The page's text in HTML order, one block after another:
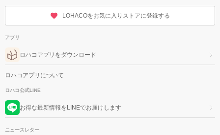
LOHACOをお気に入りストアに登録する
アプリ
ロハコアプリをダウンロード
ロハコアプリについて
ロハコ公式LINE
お得な最新情報をLINEでお届けします
ニュースレター